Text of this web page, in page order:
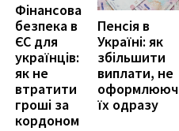
Фінансова
безпека в
ЄС для
українців:
як не
втратити
гроші за
кордоном
Пенсія в
Україні: як
збільшити
виплати, не
їх одразу